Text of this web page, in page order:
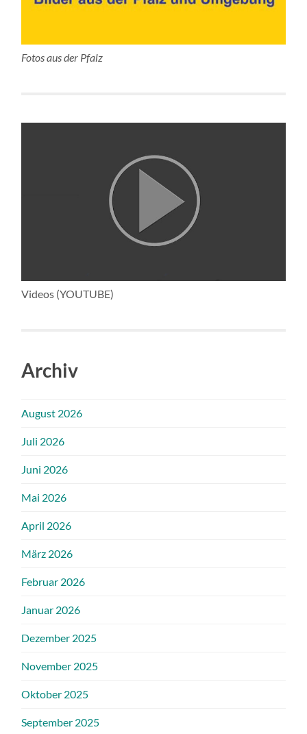
Fotos aus der Pfalz
Videos (YOUTUBE)
Archiv
August 2026
Juli 2026
Juni 2026
Mai 2026
April 2026
März 2026
Februar 2026
Januar 2026
Dezember 2025
November 2025
Oktober 2025
September 2025